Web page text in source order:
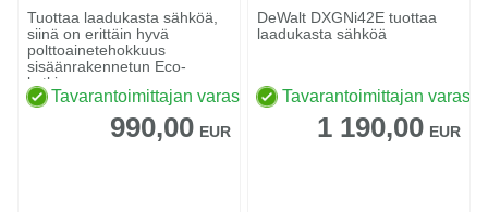
Tuottaa laadukasta sähköä,
siinä on erittäin hyvä
polttoainetehokkuus
sisäänrakennetun Eco-
kytkimen...
Tavarantoimittajan varastossa
990,00 EUR
DeWalt DXGNi42E tuottaa
laadukasta sähköä
Tavarantoimittajan
1 190,00 EUR